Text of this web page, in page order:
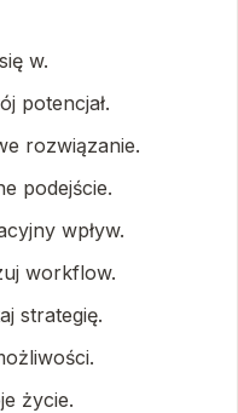
w.
potencjał.
rozwiązanie.
podejście.
wpływ.
workflow.
strategię.
życie.